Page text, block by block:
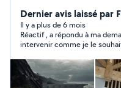
mezzanine)
Dernier avis laissé par
Il y a plus de 6 mois
Réactif , a répondu à ma
intervenir comme je le